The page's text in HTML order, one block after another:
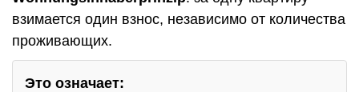
взимается один взнос, независимо от количества
проживающих.
Это означает: